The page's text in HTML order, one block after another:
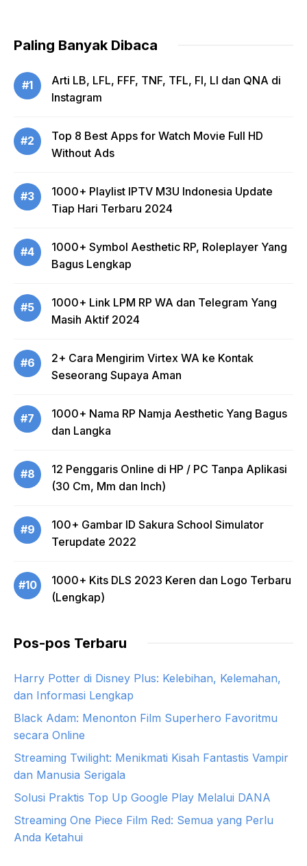
Paling Banyak Dibaca
#1
Arti LB, LFL, FFF, TNF, TFL, FI, LI dan QNA di
Instagram
#2
Top 8 Best Apps for Watch Movie Full HD
Without Ads
#3
1000+ Playlist IPTV M3U Indonesia Update
Tiap Hari Terbaru 2024
#4
1000+ Symbol Aesthetic RP, Roleplayer Yang
Bagus Lengkap
#5
1000+ Link LPM RP WA dan Telegram Yang
Masih Aktif 2024
#6
2+ Cara Mengirim Virtex WA ke Kontak
Seseorang Supaya Aman
#7
1000+ Nama RP Namja Aesthetic Yang Bagus
dan Langka
#8
12 Penggaris Online di HP / PC Tanpa Aplikasi
(30 Cm, Mm dan Inch)
#9
100+ Gambar ID Sakura School Simulator
Terupdate 2022
#10
1000+ Kits DLS 2023 Keren dan Logo Terbaru
(Lengkap)
Pos-pos Terbaru
Harry Potter di Disney Plus: Kelebihan, Kelemahan,
dan Informasi Lengkap
Black Adam: Menonton Film Superhero Favoritmu
secara Online
Streaming Twilight: Menikmati Kisah Fantastis Vampir
dan Manusia Serigala
Solusi Praktis Top Up Google Play Melalui DANA
Streaming One Piece Film Red: Semua yang Perlu
Anda Ketahui